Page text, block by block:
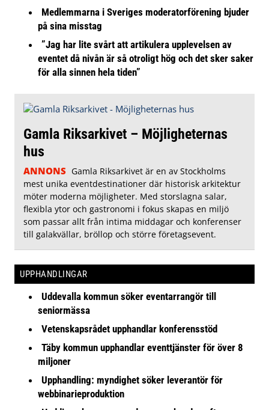
Medlemmarna i Sveriges moderatorförening bjuder
på sina misstag
”Jag har lite svårt att artikulera upplevelsen av
eventet då nivån är så otroligt hög och det sker saker
för alla sinnen hela tiden”
Gamla Riksarkivet – Möjligheternas
hus
ANNONS Gamla Riksarkivet är en av Stockholms
mest unika eventdestinationer där historisk arkitektur
möter moderna möjligheter. Med storslagna salar,
flexibla ytor och gastronomi i fokus skapas en miljö
som passar allt från intima middagar och konferenser
till galakvällar, bröllop och större företagsevent.
UPPHANDLINGAR
Uddevalla kommun söker eventarrangör till
seniormässa
Vetenskapsrådet upphandlar konferensstöd
Täby kommun upphandlar eventtjänster för över 8
miljoner
Upphandling: myndighet söker leverantör för
webbinarieproduktion